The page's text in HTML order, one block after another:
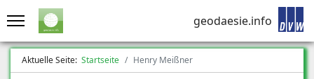
geodaesie.info
Aktuelle Seite: Startseite Henry Meißner